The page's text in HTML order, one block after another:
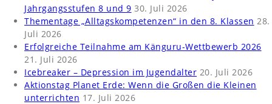
Jahrgangsstufen 8 und 9 30. Juli 2026
Thementage „Alltagskompetenzen“ in den 8. Klassen 28.
Juli 2026
Erfolgreiche Teilnahme am Känguru-Wettbewerb 2026
21. Juli 2026
Icebreaker – Depression im Jugendalter 20. Juli 2026
Aktionstag Planet Erde: Wenn die Großen die Kleinen
unterrichten 17. Juli 2026